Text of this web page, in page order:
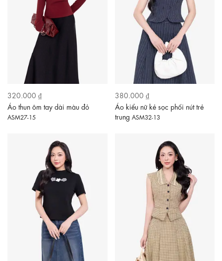
320.000 ₫
Áo thun ôm tay dài màu đỏ
ASM27-15
380.000 ₫
Áo kiểu nữ kẻ sọc phối nút trẻ
trung ASM32-13